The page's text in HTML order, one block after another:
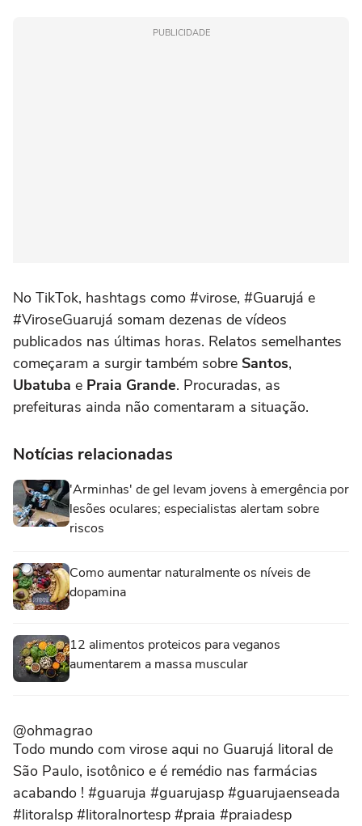
PUBLICIDADE
No TikTok, hashtags como #virose, #Guarujá e
#ViroseGuarujá somam dezenas de vídeos
publicados nas últimas horas. Relatos semelhantes
começaram a surgir também sobre Santos,
Ubatuba e Praia Grande. Procuradas, as
prefeituras ainda não comentaram a situação.
Notícias relacionadas
'Arminhas' de gel levam jovens à emergência por
lesões oculares; especialistas alertam sobre
riscos
Como aumentar naturalmente os níveis de
dopamina
12 alimentos proteicos para veganos
aumentarem a massa muscular
@ohmagrao
Todo mundo com virose aqui no Guarujá litoral de
São Paulo, isotônico e é remédio nas farmácias
acabando ! #guaruja #guarujasp #guarujaenseada
#litoralsp #litoralnortesp #praia #praiadesp